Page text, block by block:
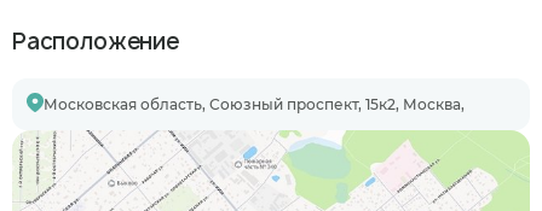
Расположение
Московская область, Союзный проспект, 15к2, Москва,